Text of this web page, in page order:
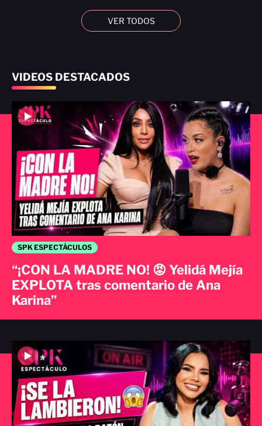
VER TODOS
VIDEOS DESTACADOS
SPK ESPECTÁCULOS
“¡CON LA MADRE NO! 😡 Yelidá Mejía
EXPLOTA tras comentario de Ana
Karina”